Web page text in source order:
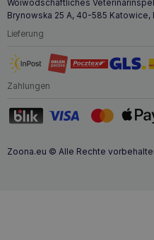
Woiwodschaftliches
Brynowska 25 A, 40-585 Katowice,
Lieferung
Zahlungen
Zoona.eu © Alle Rechte